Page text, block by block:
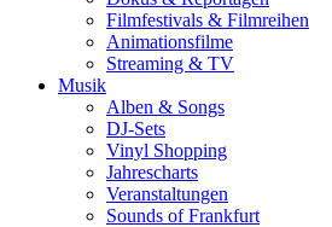
Filmfestivals & Filmreihen
Animationsfilme
Streaming & TV
Musik
Alben & Songs
DJ-Sets
Vinyl Shopping
Jahrescharts
Veranstaltungen
Sounds of Frankfurt